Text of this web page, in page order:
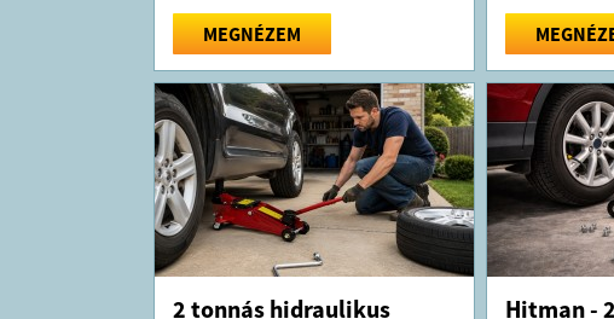
MEGNÉZEM
2 tonnás hidraulikus
Hitman -